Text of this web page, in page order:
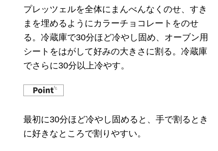
プレッツェルを全体にまんべんなくのせ、すき
まを埋めるようにカラーチョコレートをのせ
る。冷蔵庫で30分ほど冷やし固め、オーブン用
シートをはがして好みの大きさに割る。冷蔵庫
でさらに30分以上冷やす。
最初に30分ほど冷やし固めると、手で割るとき
に好きなところで割りやすい。